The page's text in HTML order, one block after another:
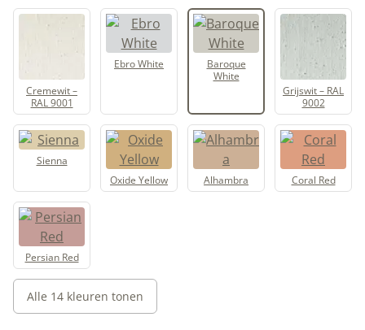
Cremewit –
RAL 9001
Ebro White
Baroque
White
Grijswit – RAL
9002
Sienna
Oxide Yellow
Alhambra Coral Red
Persian Red
Alle 14 kleuren tonen